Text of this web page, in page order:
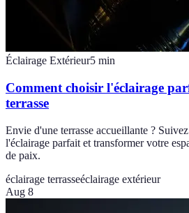
Éclairage Extérieur5 min
Comment choisir l'éclairage
terrasse
Envie d'une terrasse accueillante ?
l'éclairage parfait et transformer votre
de paix.
éclairage terrasseéclairage extérieur
Aug 8